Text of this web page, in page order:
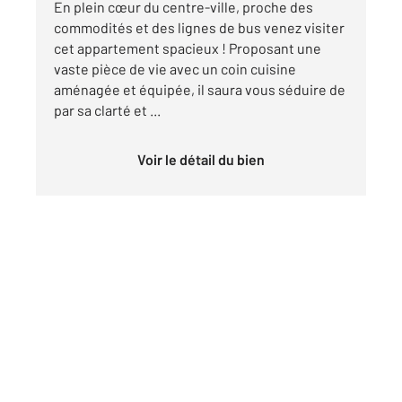
En plein cœur du centre-ville, proche des
commodités et des lignes de bus venez visiter
cet appartement spacieux ! Proposant une
vaste pièce de vie avec un coin cuisine
aménagée et équipée, il saura vous séduire de
par sa clarté et ...
Voir le détail du bien